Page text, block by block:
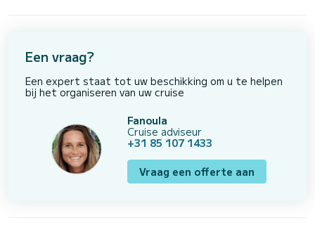
Een vraag?
Een expert staat tot uw beschikking om u te helpen
bij het organiseren van uw cruise
Fanoula
Cruise adviseur
+31 85 107 1433
Vraag een offerte aan